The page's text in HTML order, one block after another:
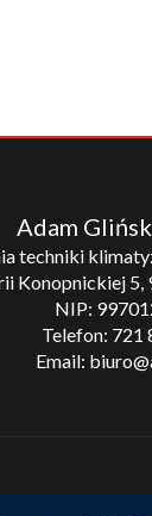
Adam
techniki
Konopnickiej 5,
NIP:
Telefon: 721
Email: